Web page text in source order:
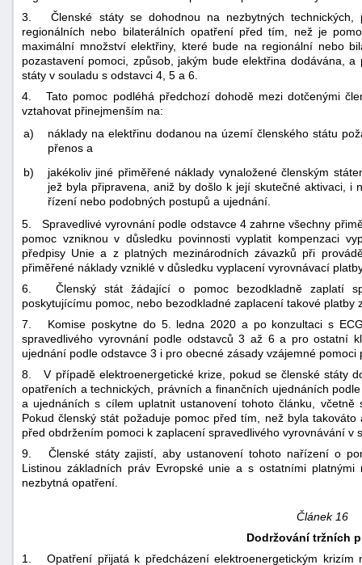
3. Členské státy se dohodnou na nezbytných technických,
regionálních nebo bilaterálních opatření před tím, než je
maximální množství elektřiny, které bude na regionální nebo
pozastavení pomoci, způsob, jakým bude elektřina dodávána,
státy v souladu s odstavci 4, 5 a 6.
4. Tato pomoc podléhá předchozí dohodě mezi dotčenými
vztahovat přinejmenším na:
a)
náklady na elektřinu dodanou na území členského státu
přenos a
b)
jakékoliv jiné přiměřené náklady vynaložené členským
jež byla připravena, aniž by došlo k její skutečné aktivaci,
řízení nebo podobných postupů a ujednání.
5. Spravedlivé vyrovnání podle odstavce 4 zahrne všechny
pomoc vzniknou v důsledku povinnosti vyplatit kompenzaci
předpisy Unie a z platných mezinárodních závazků při
přiměřené náklady vzniklé v důsledku vyplacení vyrovnávací
6. Členský stát žádající o pomoc bezodkladně zaplatí
poskytujícímu pomoc, nebo bezodkladné zaplacení takové platby
7. Komise poskytne do 5. ledna 2020 a po konzultaci s
spravedlivého vyrovnání podle odstavců 3 až 6 a pro ostatní
ujednání podle odstavce 3 i pro obecné zásady vzájemné pomoci
8. V případě elektroenergetické krize, pokud se členské státy
opatřeních a technických, právních a finančních ujednáních
a ujednáních s cílem uplatnit ustanovení tohoto článku,
Pokud členský stát požaduje pomoc před tím, než byla
před obdržením pomoci k zaplacení spravedlivého vyrovnávání v
9. Členské státy zajistí, aby ustanovení tohoto nařízení o
Listinou základních práv Evropské unie a s ostatními
nezbytná opatření.
Článek 16
Dodržování tržních
1. Opatření přijatá k předcházení elektroenergetickým